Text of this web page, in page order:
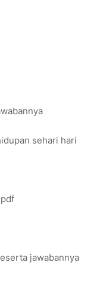
sehari hari
jawabannya